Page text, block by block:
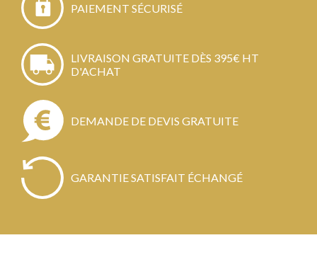
PAIEMENT SÉCURISÉ
LIVRAISON GRATUITE DÈS 395€ HT
D'ACHAT
DEMANDE DE DEVIS GRATUITE
GARANTIE SATISFAIT ÉCHANGÉ